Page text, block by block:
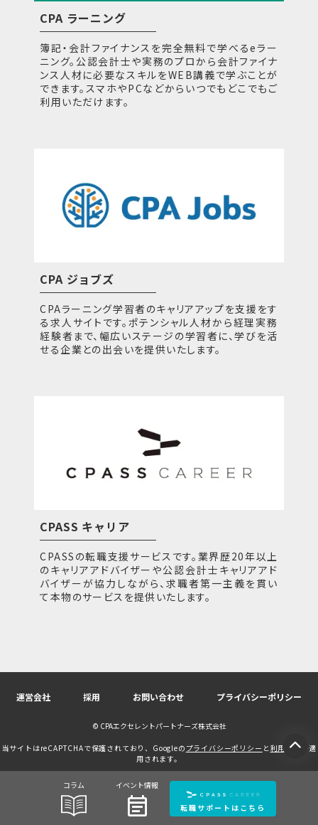
コラム イベント情報
event_note 転職サポートはこちら
CPA ラーニング
簿記・会計ファイナンスを完全無料で学べるeラー
ニング。公認会計士や実務のプロから会計ファイナ
ンス人材に必要なスキルをWEB講義で学ぶことが
できます。スマホやPCなどからいつでもどこでもご
利用いただけます。
CPA ジョブズ
CPAラーニング学習者のキャリアアップを支援をす
る求人サイトです。ポテンシャル人材から経理実務
経験者まで、幅広いステージの学習者に、学びを活
せる企業との出会いを提供いたします。
CPASS キャリア
CPASSの転職支援サービスです。業界歴20年以上
のキャリアアドバイザーや公認会計士キャリアアド
バイザーが協力しながら、求職者第一主義を貫い
て本物のサービスを提供いたします。
運営会社 採用 お問い合わせ プライバシーポリシー
© CPAエクセレントパートナーズ株式会社
当サイトはreCAPTCHAで保護されており、Googleの プライバシーポリシー と 利用規約が適
用されます。